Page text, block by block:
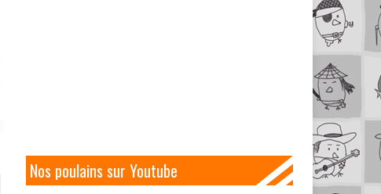
Nos poulains sur Youtube